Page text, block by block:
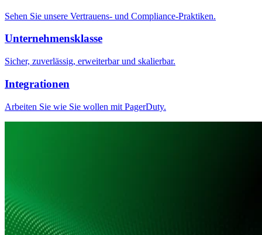
Sehen Sie unsere Vertrauens- und Compliance-Praktiken.
Unternehmensklasse
Sicher, zuverlässig, erweiterbar und skalierbar.
Integrationen
Arbeiten Sie wie Sie wollen mit PagerDuty.